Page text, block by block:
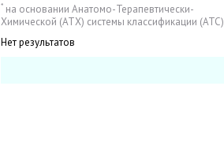
*на основании Анатомо-Терапевтически-
Химической (АТХ) системы классификации (АТС)
Нет результатов